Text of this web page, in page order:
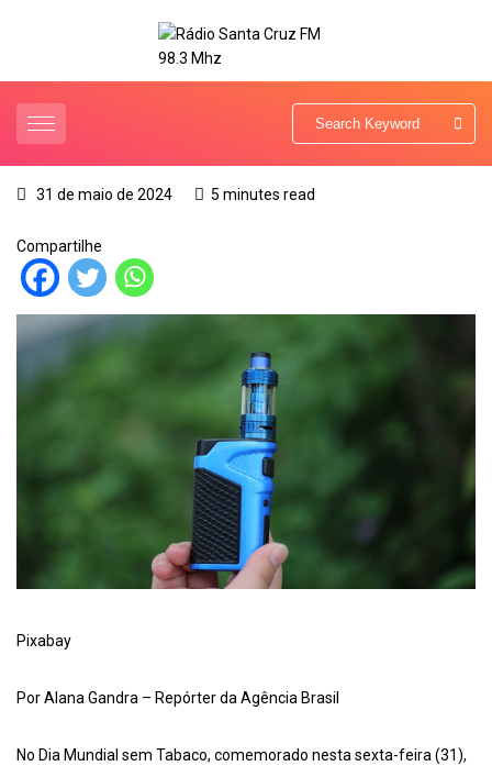
31 de maio de 2024 5 minutes read
Compartilhe
Pixabay
Por Alana Gandra – Repórter da Agência Brasil
No Dia Mundial sem Tabaco, comemorado nesta sexta-feira (31),